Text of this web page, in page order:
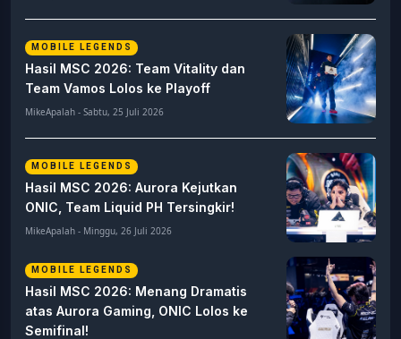
MOBILE LEGENDS
Hasil MSC 2026: Team Vitality dan
Team Vamos Lolos ke Playoff
MikeApalah - Sabtu, 25 Juli 2026
MOBILE LEGENDS
Hasil MSC 2026: Aurora Kejutkan
ONIC, Team Liquid PH Tersingkir!
MikeApalah - Minggu, 26 Juli 2026
MOBILE LEGENDS
Hasil MSC 2026: Menang Dramatis
atas Aurora Gaming, ONIC Lolos ke
Semifinal!